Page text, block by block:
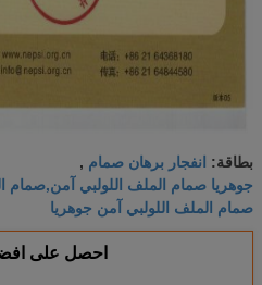
بطاقة: انفجار برهان صمام ,
جوهريا صمام الملف اللولبي آمن,صمام
صمام الملف اللولبي آمن جوهريا
احصل على